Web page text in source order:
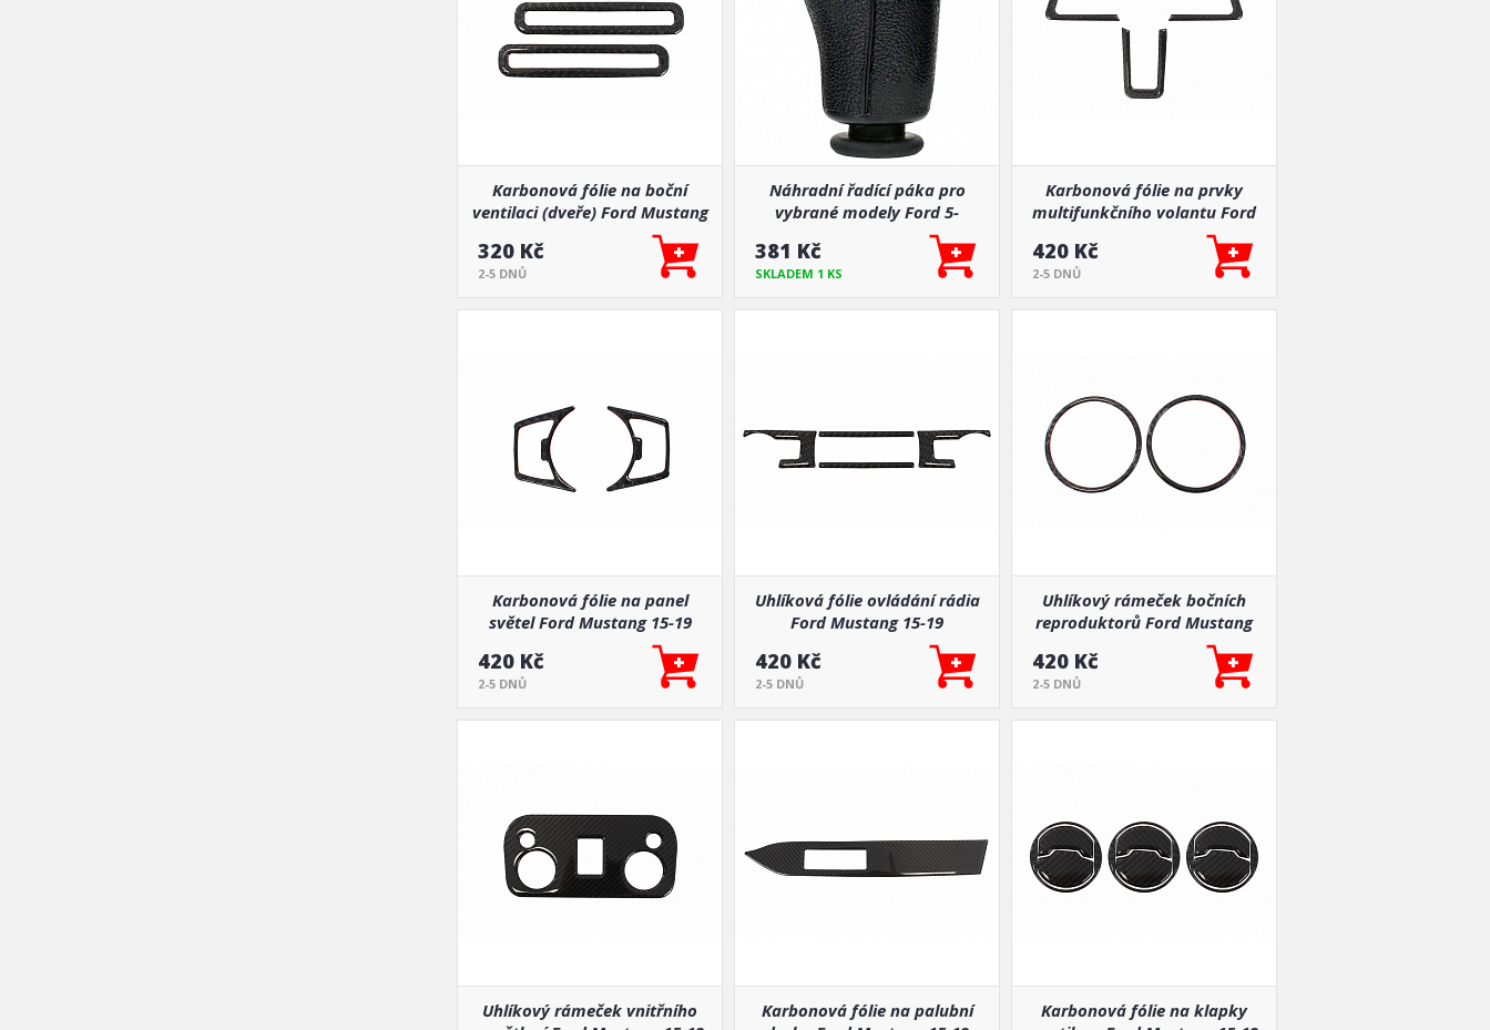
Karbonová fólie na boční
ventilaci (dveře) Ford Mustang
320 Kč
2-5 DNŮ
Náhradní řadící páka pro
vybrané modely Ford 5-
381 Kč
SKLADEM 1 KS
Karbonová fólie na prvky
multifunkčního volantu Ford
420 Kč
2-5 DNŮ
Karbonová fólie na panel
světel Ford Mustang 15-19
420 Kč
2-5 DNŮ
Uhlíková fólie ovládání rádia
Ford Mustang 15-19
420 Kč
2-5 DNŮ
Uhlíkový rámeček bočních
reproduktorů Ford Mustang
420 Kč
2-5 DNŮ
Uhlíkový rámeček vnitřního
Karbonová fólie na palubní
Karbonová fólie na klapky